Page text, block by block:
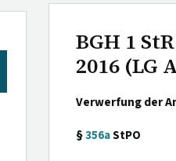
BGH 1
2016 (LG
Verwerfung der
§356aStPO